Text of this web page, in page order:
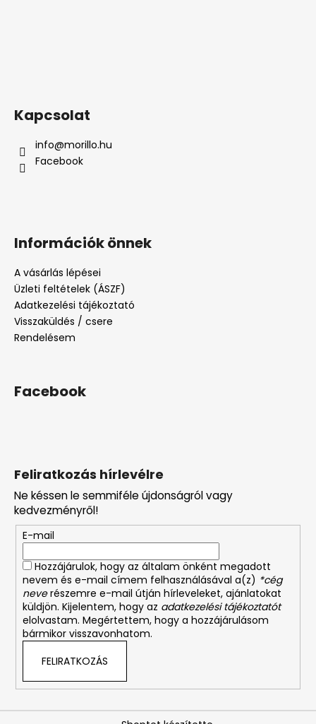
Feliratkozás hírlevélre
Ne késsen le semmiféle újdonságról vagy
kedvezményről!
E-mail
Hozzájárulok, hogy az általam önként megadott
nevem és e-mail címem felhasználásával a(z) *cég
neverészemre e-mail útján hírleveleket, ajánlatokat
küldjön. Kijelentem, hogy az adatkezelési tájékoztatót
elolvastam. Megértettem, hogy a hozzájárulásom
bármikor visszavonhatom.
FELIRATKOZÁS
Kapcsolat
info@morillo.hu
Facebook
Információk önnek
A vásárlás lépései
Üzleti feltételek (ÁSZF)
Adatkezelési tájékoztató
Visszaküldés / csere
Rendelésem
Facebook